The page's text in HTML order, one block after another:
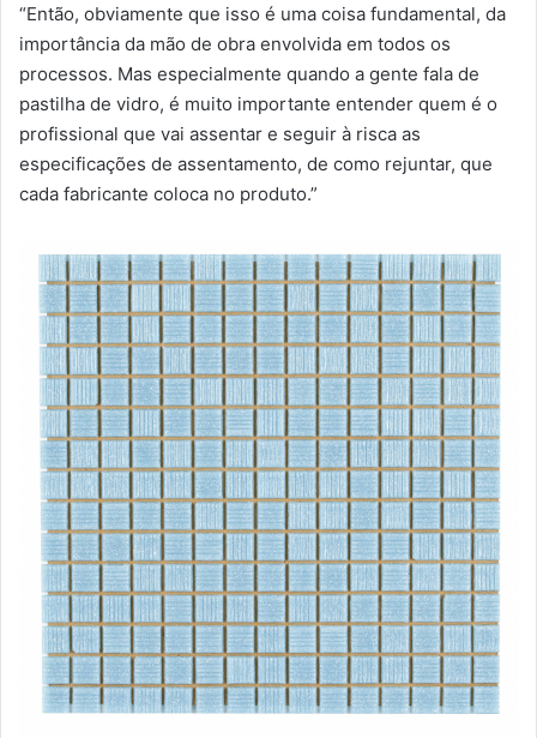
“Então, obviamente que isso é uma coisa fundamental, da
importância da mão de obra envolvida em todos os
processos. Mas especialmente quando a gente fala de
pastilha de vidro, é muito importante entender quem é o
profissional que vai assentar e seguir à risca as
especificações de assentamento, de como rejuntar, que
cada fabricante coloca no produto.”